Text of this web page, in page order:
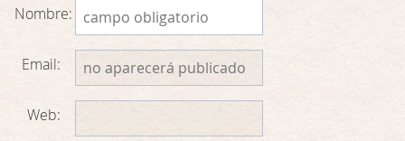
Nombre:
Email:
Web: